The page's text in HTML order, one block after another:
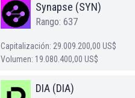
Synapse (SYN)
Rango: 637
Capitalización: 29.009.200,00 US$
Volumen: 19.080.400,00 US$
DIA (DIA)